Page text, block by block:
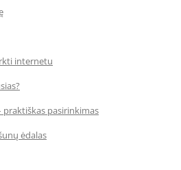
internetu
praktiškas pasirinkimas
ėdalas